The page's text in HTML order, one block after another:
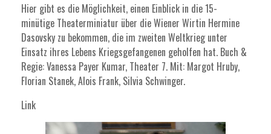
Hier gibt es die Möglichkeit, einen Einblick in die 15-
minütige Theaterminiatur über die Wiener Wirtin Hermine
Dasovsky zu bekommen, die im zweiten Weltkrieg unter
Einsatz ihres Lebens Kriegsgefangenen geholfen hat. Buch &
Regie: Vanessa Payer Kumar, Theater 7. Mit: Margot Hruby,
Florian Stanek, Alois Frank, Silvia Schwinger.
Link